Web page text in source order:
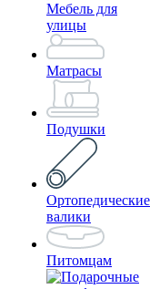
Мебель для
улицы
Матрасы
Подушки
Ортопедические
валики
Питомцам